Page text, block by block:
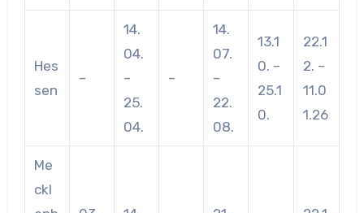
Hes
sen
–
14.
04.
–
25.
04.
–
14.
07.
–
22.
08.
13.1
0. –
25.1
0.
22.1
2. –
11.0
1.26
Me
ckl